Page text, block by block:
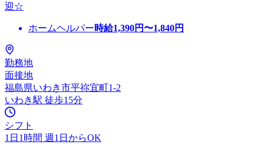
迎☆
ホームヘルパー時給1,390円〜1,840円
勤務地
面接地
福島県いわき市平祢宜町1-2
いわき駅 徒歩15分
シフト
1日1時間 週1日からOK